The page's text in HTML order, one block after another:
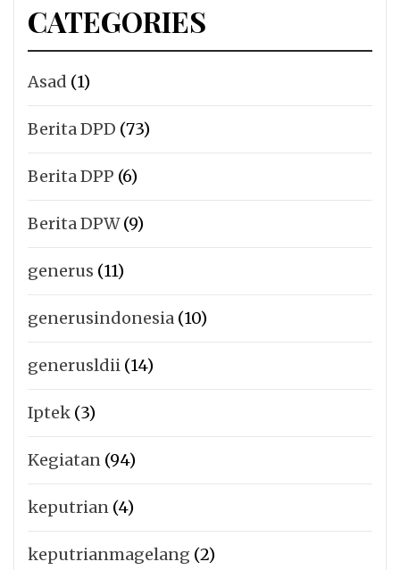
CATEGORIES
Asad (1)
Berita DPD (73)
Berita DPP (6)
Berita DPW(9)
generus (11)
generusindonesia (10)
generusldii (14)
Iptek (3)
Kegiatan (94)
keputrian (4)
keputrianmagelang (2)